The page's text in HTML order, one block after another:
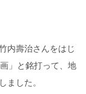
内壽治さんをはじ
」と銘打って、地
した。